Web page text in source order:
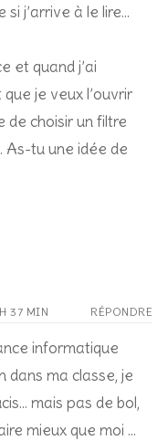
j’arrive à le lire…
et quand j’ai
je veux l’ouvrir
de choisir un filtre
As-tu une idée de
37 MIN RÉPONDRE
informatique
ma classe, je
mais pas de bol,
mieux que moi …